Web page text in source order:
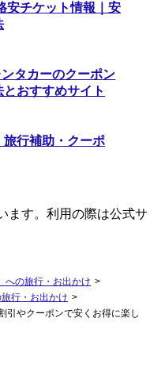
安チケット情報｜安
ンタカーのクーポン
おすすめサイト
行補助・クーポ
ます。利用の際は公式サ
への旅行・お出かけ >
行・お出かけ >
引やクーポンで安くお得に楽し